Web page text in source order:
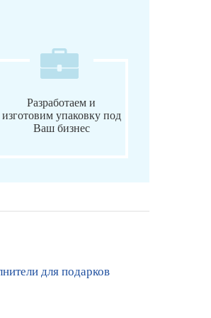
Разработаем и
изготовим упаковку под
Ваш бизнес
для подарков